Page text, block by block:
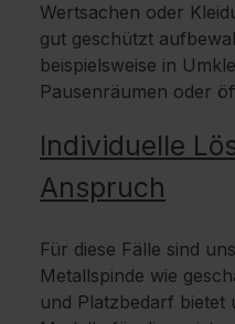
Wertsachen oder
gut geschützt
beispielsweise in
Pausenräumen oder
Individuelle
Anspruch
Für diese Fälle sind
Metallspinde wie
und Platzbedarf bietet